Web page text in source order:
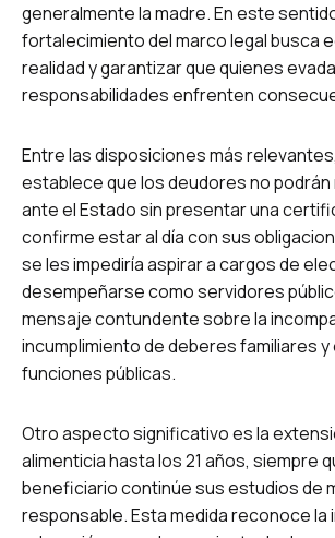
generalmente la madre. En este
fortalecimiento del marco legal busca
realidad y garantizar que quienes
responsabilidades enfrenten
Entre las disposiciones más
establece que los deudores no
ante el Estado sin presentar una
confirme estar al día con sus
se les impediría aspirar a cargos de
desempeñarse como servidores
mensaje contundente sobre la
incumplimiento de deberes familiares
funciones públicas.
Otro aspecto significativo es la
alimenticia hasta los 21 años, siempre
beneficiario continúe sus estudios de
responsable. Esta medida reconoce la